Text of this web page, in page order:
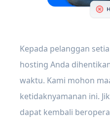
Kepada pelanggan
hosting Anda
waktu. Kami mohon
ketidaknyamanan ini.
dapat kembali